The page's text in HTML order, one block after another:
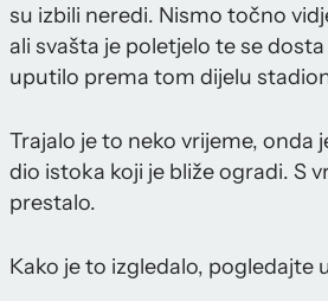
su izbili neredi. Nismo točno
ali svašta je poletjelo te se
uputilo prema tom dijelu
Trajalo je to neko vrijeme, onda
dio istoka koji je bliže ogradi. S
prestalo.
Kako je to izgledalo, pogledajte